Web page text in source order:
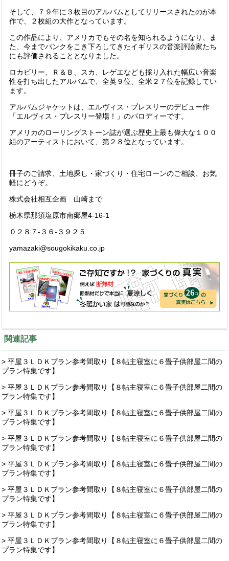
そして、７９年に３枚目のアルバムとしてリリースされたのが本
作で、２枚組の大作となっています。
この作品により、 アメリカでもその名を知られるようになり、ま
た、今までパンクをこき下ろしてきたイギリスの音楽評論家たち
にも評価されることとなりました。
ロカビリー、Ｒ＆Ｂ、スカ、レゲエなども採り入れた幅広い音楽
性を打ち出したアルバムで、全英９位、全米２７位を記録してい
ます。
アルバムジャケットは、エルヴィス・プレスリーのデビュー作
「エルヴィス・プレスリー登場！」のパロディーです。
アメリカのローリングストーン誌が選ぶ歴史上最も偉大な１００
組のアーティストにおいて、第２８位となっています。
冊子のご請求、土地探し・家づくり・住宅ローンのご相談、お気
軽にどうぞ。
株式会社相互企画 山崎まで
栃木県那須塩原市南郷屋4-16-1
０２８７-３６-３９２５
yamazaki@sougokikaku.co.jp
関連記事
> 平屋３ＬＤＫプラン参考間取り【８帖主寝室に６畳子供部屋二間の
プラン特集です】
> 平屋３ＬＤＫプラン参考間取り【８帖主寝室に６畳子供部屋二間の
プラン特集です】
> 平屋３ＬＤＫプラン参考間取り【８帖主寝室に６畳子供部屋二間の
プラン特集です】
> 平屋３ＬＤＫプラン参考間取り【８帖主寝室に６畳子供部屋二間の
プラン特集です】
> 平屋３ＬＤＫプラン参考間取り【８帖主寝室に６畳子供部屋二間の
プラン特集です】
> 平屋３ＬＤＫプラン参考間取り【８帖主寝室に６畳子供部屋二間の
プラン特集です】
> 平屋３ＬＤＫプラン参考間取り【８帖主寝室に６畳子供部屋二間の
プラン特集です】
> 平屋３ＬＤＫプラン参考間取り【８帖主寝室に６畳子供部屋二間の
プラン特集です】